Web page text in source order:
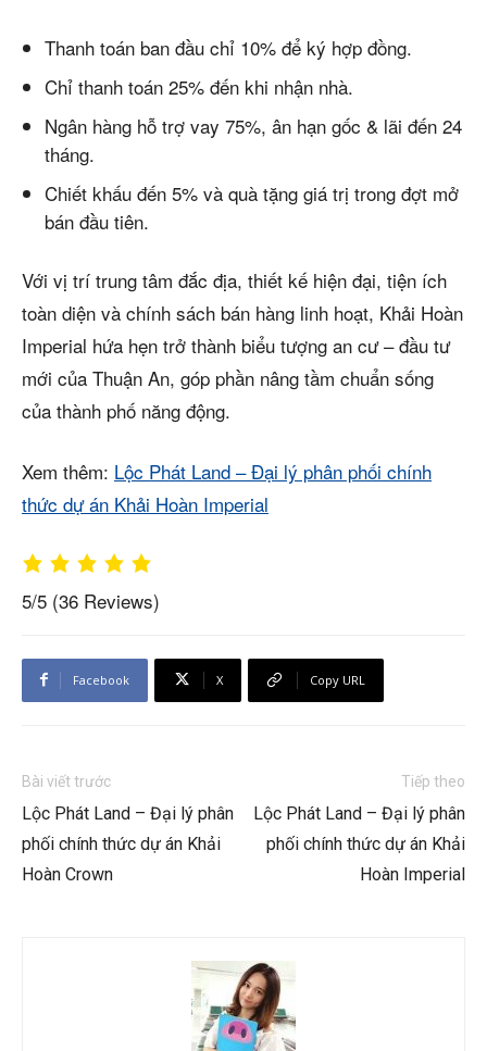
Thanh toán ban đầu chỉ 10% để ký hợp đồng.
Chỉ thanh toán 25% đến khi nhận nhà.
Ngân hàng hỗ trợ vay 75%, ân hạn gốc & lãi đến 24
tháng.
Chiết khấu đến 5% và quà tặng giá trị trong đợt mở
bán đầu tiên.
Với vị trí trung tâm đắc địa, thiết kế hiện đại, tiện ích
toàn diện và chính sách bán hàng linh hoạt, Khải Hoàn
Imperial hứa hẹn trở thành biểu tượng an cư – đầu tư
mới của Thuận An, góp phần nâng tầm chuẩn sống
của thành phố năng động.
Xem thêm: Lộc Phát Land – Đại lý phân phối chính
thức dự án Khải Hoàn Imperial
5/5 (36 Reviews)
Facebook X Copy URL
Bài viết trước
Lộc Phát Land – Đại lý phân
phối chính thức dự án Khải
Hoàn Crown
Tiếp theo
Lộc Phát Land – Đại lý phân
phối chính thức dự án Khải
Hoàn Imperial